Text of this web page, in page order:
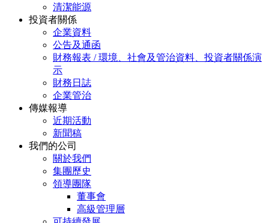
清潔能源
投資者關係
企業資料
公告及通函
財務報表 / 環境、社會及管治資料、投資者關係演
示
財務日誌
企業管治
傳媒報導
近期活動
新聞稿
我們的公司
關於我們
集團歷史
領導團隊
董事會
高級管理層